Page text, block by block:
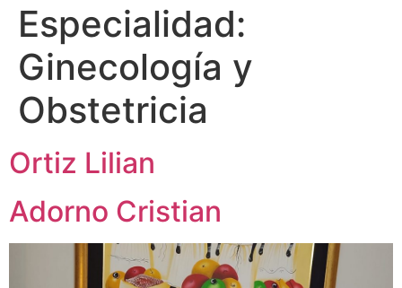
Especialidad:
Ginecología y
Obstetricia
Ortiz Lilian
Adorno Cristian